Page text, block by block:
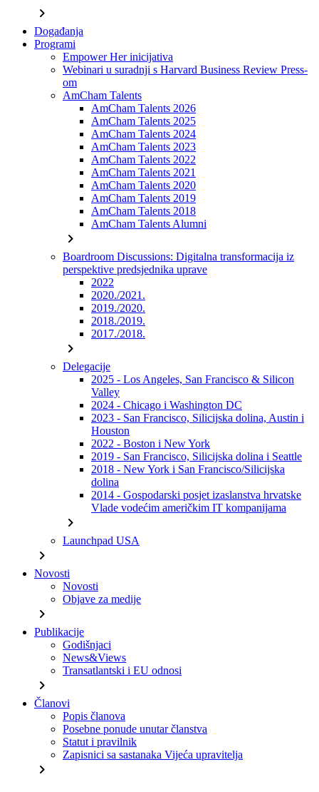
chevron_right
Događanja
Programi
Empower Her inicijativa
Webinari u suradnji s Harvard Business Review Press-
om
AmCham Talents
AmCham Talents 2026
AmCham Talents 2025
AmCham Talents 2024
AmCham Talents 2023
AmCham Talents 2022
AmCham Talents 2021
AmCham Talents 2020
AmCham Talents 2019
AmCham Talents 2018
AmCham Talents Alumni
chevron_right
Boardroom Discussions: Digitalna transformacija iz
perspektive predsjednika uprave
2022
2020./2021.
2019./2020.
2018./2019.
2017./2018.
chevron_right
Delegacije
2025 - Los Angeles, San Francisco & Silicon
Valley
2024 - Chicago i Washington DC
2023 - San Francisco, Silicijska dolina, Austin i
Houston
2022 - Boston i New York
2019 - San Francisco, Silicijska dolina i Seattle
2018 - New York i San Francisco/Silicijska
dolina
2014 - Gospodarski posjet izaslanstva hrvatske
Vlade vodećim američkim IT kompanijama
chevron_right
Launchpad USA
chevron_right
Novosti
Novosti
Objave za medije
chevron_right
Publikacije
Godišnjaci
News&Views
Transatlantski i EU odnosi
chevron_right
Članovi
Popis članova
Posebne ponude unutar članstva
Statut i pravilnik
Zapisnici sa sastanaka Vijeća upravitelja
chevron_right